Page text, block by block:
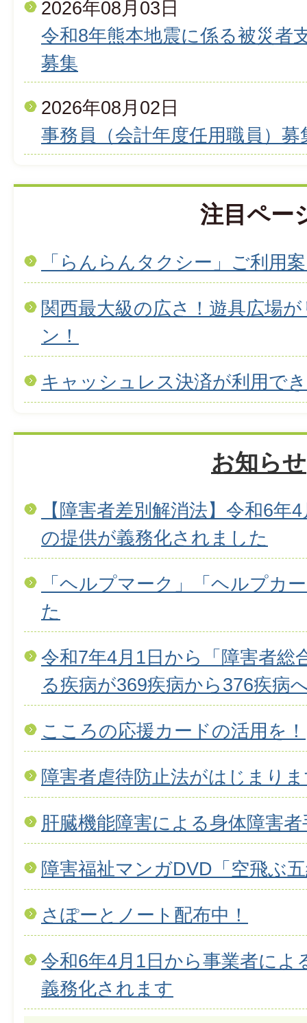
2026年08月03日
令和8年熊本地震に係る被災者
募集
2026年08月02日
事務員（会計年度任用職員）募
注目ペー
「らんらんタクシー」ご利用
関西最大級の広さ！遊具広場
ン！
キャッシュレス決済が利用で
お知らせ
【障害者差別解消法】令和6年
の提供が義務化されました
「ヘルプマーク」「ヘルプカ
た
令和7年4月1日から「障害者総
る疾病が369疾病から376疾病
こころの応援カードの活用を！
障害者虐待防止法がはじまり
肝臓機能障害による身体障害
障害福祉マンガDVD「空飛ぶ
さぽーとノート配布中！
令和6年4月1日から事業者によ
義務化されます